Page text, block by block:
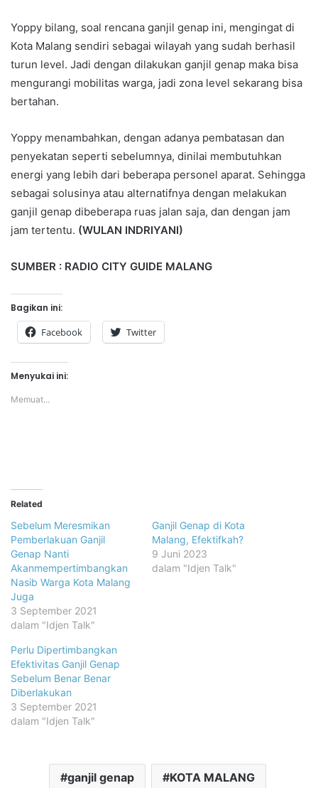
Yoppy bilang, soal rencana ganjil genap ini, mengingat di
Kota Malang sendiri sebagai wilayah yang sudah berhasil
turun level. Jadi dengan dilakukan ganjil genap maka bisa
mengurangi mobilitas warga, jadi zona level sekarang bisa
bertahan.
Yoppy menambahkan, dengan adanya pembatasan dan
penyekatan seperti sebelumnya, dinilai membutuhkan
energi yang lebih dari beberapa personel aparat. Sehingga
sebagai solusinya atau alternatifnya dengan melakukan
ganjil genap dibeberapa ruas jalan saja, dan dengan jam
jam tertentu. (WULAN INDRIYANI)
SUMBER : RADIO CITY GUIDE MALANG
Bagikan ini:
Facebook Twitter
Menyukai ini:
Memuat...
Related
Sebelum Meresmikan
Pemberlakuan Ganjil
Genap Nanti
Akanmempertimbangkan
Nasib Warga Kota Malang
Juga
3 September 2021
dalam "Idjen Talk"
Ganjil Genap di Kota
Malang, Efektifkah?
9 Juni 2023
dalam "Idjen Talk"
Perlu Dipertimbangkan
Efektivitas Ganjil Genap
Sebelum Benar Benar
Diberlakukan
3 September 2021
dalam "Idjen Talk"
ganjil genap KOTA MALANG